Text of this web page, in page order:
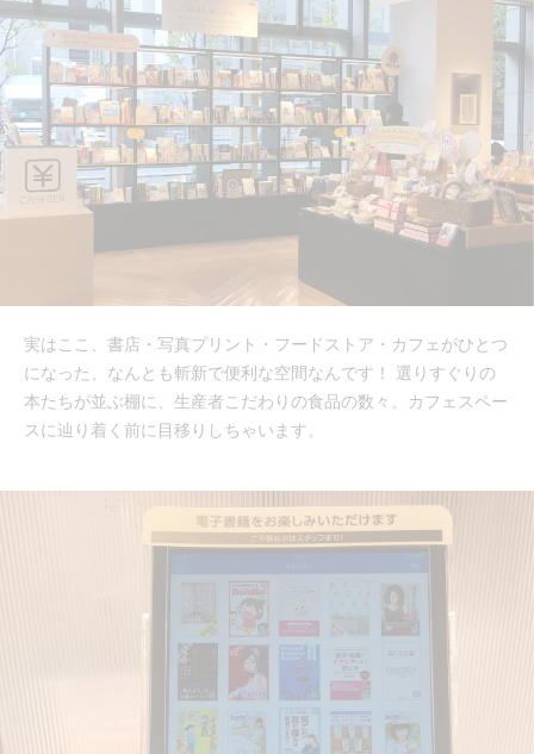
実はここ、書店・写真プリント・フードストア・カフェがひとつ
になった、なんとも斬新で便利な空間なんです！ 選りすぐりの
本たちが並ぶ棚に、生産者こだわりの食品の数々。カフェスペー
スに辿り着く前に目移りしちゃいます。